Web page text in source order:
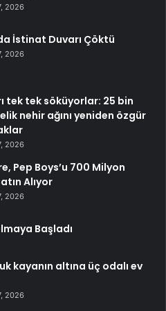
2026
İstinat Duvarı Çöktü
2026
tek tek söküyorlar: 25 bin
nehir ağını yeniden özgür
2026
Pep Boys’u 700 Milyon
Alıyor
2026
Başladı
kayanın altına üç odalı ev
2026